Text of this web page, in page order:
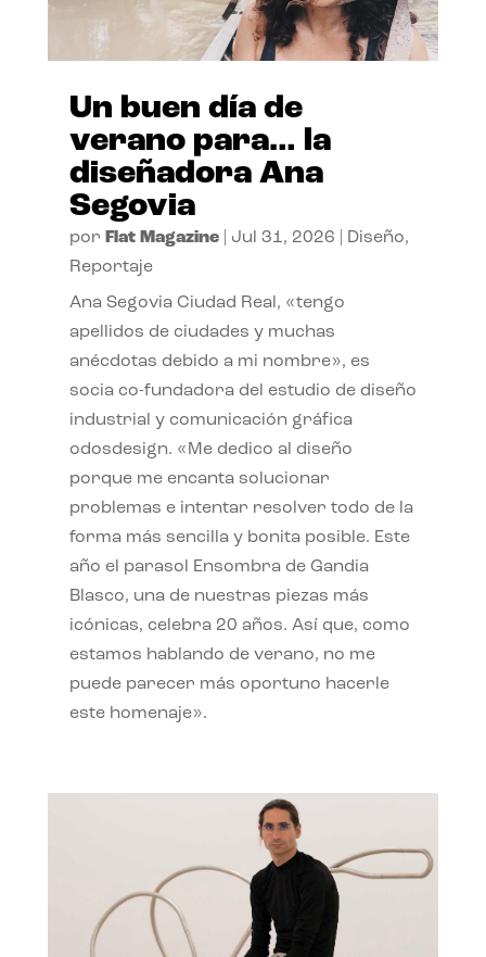
Un buen día de
verano para… la
diseñadora Ana
Segovia
por Flat Magazine| Jul 31, 2026 Diseño,
Reportaje
Ana Segovia Ciudad Real, «tengo
apellidos de ciudades y muchas
anécdotas debido a mi nombre», es
socia co-fundadora del estudio de diseño
industrial y comunicación gráfica
odosdesign. «Me dedico al diseño
porque me encanta solucionar
problemas e intentar resolver todo de la
forma más sencilla y bonita posible. Este
año el parasol Ensombra de Gandia
Blasco, una de nuestras piezas más
icónicas, celebra 20 años. Así que, como
estamos hablando de verano, no me
puede parecer más oportuno hacerle
este homenaje».